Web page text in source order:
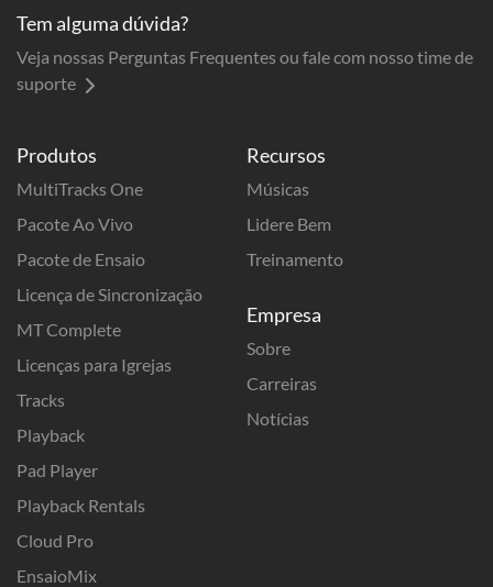
Produtos
MultiTracks One
Pacote Ao Vivo
Pacote de Ensaio
Licença de Sincronização
MT Complete
Licenças para Igrejas
Tracks
Playback
Pad Player
Playback Rentals
Cloud Pro
EnsaioMix
Recursos
Músicas
Lidere Bem
Treinamento
Empresa
Sobre
Carreiras
Notícias
Tem alguma dúvida?
Veja nossas Perguntas Frequentes ou fale com nosso time de
suporte